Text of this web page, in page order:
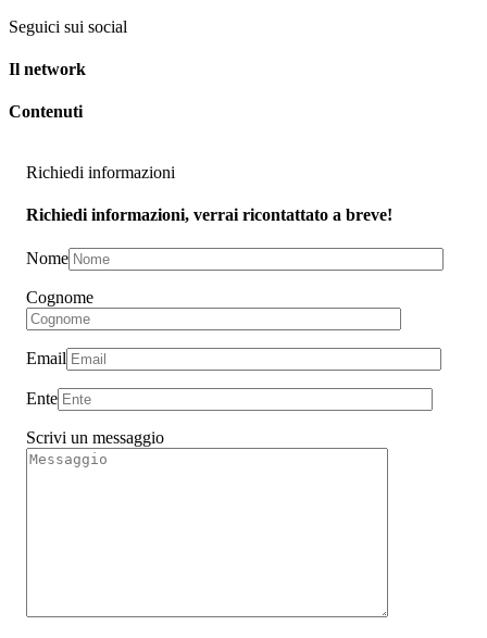
Seguici sui social
Il network
Contenuti
Richiedi informazioni
Richiedi informazioni, verrai ricontattato a breve!
Nome
Cognome
Email
Ente
Scrivi un messaggio